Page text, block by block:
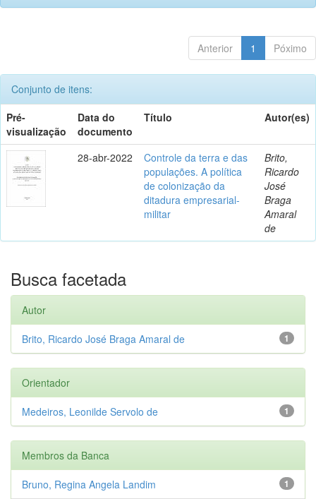
Anterior 1 Póximo
Conjunto de itens:
Pré-
visualização
Data do
documento
Título Autor(es)
28-abr-2022
Controle da terra e das
populações. A política
de colonização da
ditadura empresarial-
militar
Brito,
Ricardo
José
Braga
Amaral
de
Busca facetada
Autor
1
Brito, Ricardo José Braga Amaral de
Orientador
1
Medeiros, Leonilde Servolo de
Membros da Banca
1
Bruno, Regina Angela Landim